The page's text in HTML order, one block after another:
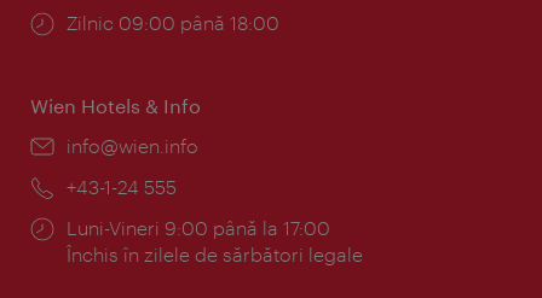
Program:
Zilnic 09:00 până 18:00
Wien Hotels & Info
E-
info@wien.info
Telefon:
+43-1-24 555
Program:
Luni-Vineri 9:00 până la 17:00
Închis în zilele de sărbători legale